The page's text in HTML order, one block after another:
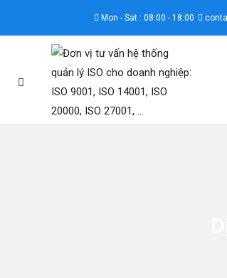
Mon - Sat : 08:00 - 18:00